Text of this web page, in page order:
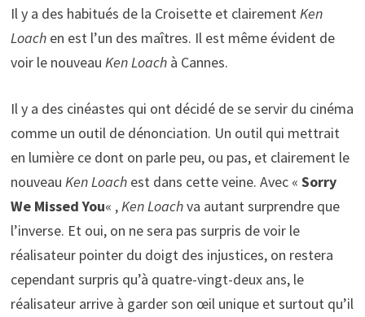
Il y a des habitués de la Croisette et clairementKen
Loachen est l’un des maîtres. Il est même évident de
voir le nouveau Ken Loachà Cannes.
Il y a des cinéastes qui ont décidé de se servir du cinéma
comme un outil de dénonciation. Un outil qui mettrait
en lumière ce dont on parle peu, ou pas, et clairement le
nouveau Ken Loachest dans cette veine. Avec « Sorry
We Missed You« ,Ken Loachva autant surprendre que
l’inverse. Et oui, on ne sera pas surpris de voir le
réalisateur pointer du doigt des injustices, on restera
cependant surpris qu’à quatre-vingt-deux ans, le
réalisateur arrive à garder son œil unique et surtout qu’il